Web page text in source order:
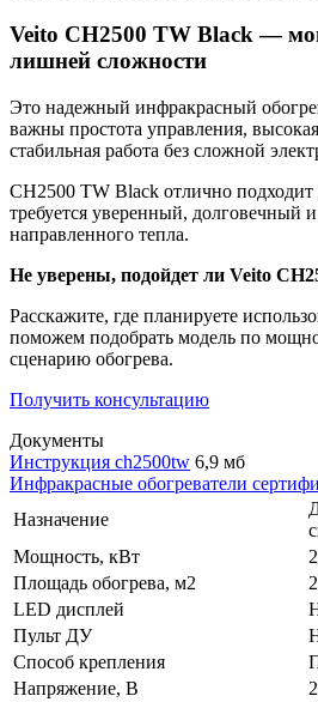
Veito CH2500 TW Black —
лишней сложности
Это надежный инфракрасный
важны простота управления,
стабильная работа без сложной
CH2500 TW Black отлично
требуется уверенный, долговечный
направленного тепла.
Не уверены, подойдет ли Veito
Расскажите, где планируете
поможем подобрать модель по
сценарию обогрева.
Получить консультацию
Документы
Инструкция ch2500tw 6,9 мб
Инфракрасные обогреватели
Назначение
Мощность, кВт
Площадь обогрева, м2
LED дисплей
Пульт ДУ
Способ крепления
Напряжение, В